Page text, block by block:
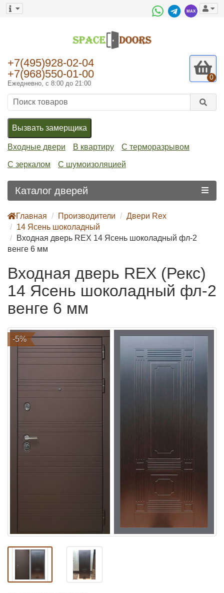
+7(495)928-02-04
+7(968)550-01-00
Ежедневно, с 8:00 до 21:00
0
Вызвать замерщика
Входные двери В квартиру С терморазрывом
С зеркалом С шумоизоляцией
Каталог дверей
Главная Производители
Двери Rex
14 Ясень шоколадный
Входная дверь REX 14 Ясень шоколадный фл-2
венге 6 мм
Входная дверь REX (Рекс)
14 Ясень шоколадный фл-2
венге 6 мм
-5%